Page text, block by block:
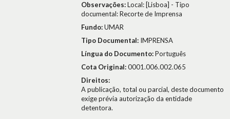
Observações:Local: [Lisboa] - Tipo
documental: Recorte de Imprensa
Fundo:UMAR
Tipo Documental: IMPRENSA
Língua do Documento:Português
Cota Original:0001.006.002.065
Direitos:
A publicação, total ou parcial, deste documento
exige prévia autorização da entidade
detentora.